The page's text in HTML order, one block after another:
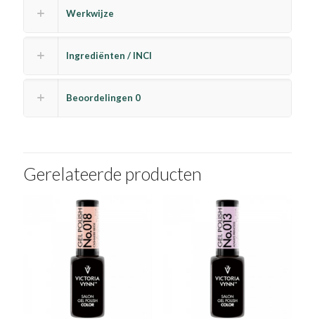
Werkwijze
Ingrediënten / INCI
Beoordelingen 0
Gerelateerde producten